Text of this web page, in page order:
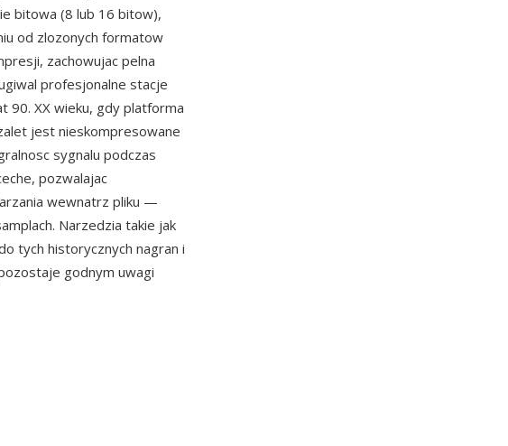
bitowa (8 lub 16 bitow),
od zlozonych formatow
zachowujac pelna
profesjonalne stacje
90. XX wieku, gdy platforma
jest nieskompresowane
sygnalu podczas
pozwalajac
wewnatrz pliku —
Narzedzia takie jak
tych historycznych nagran i
godnym uwagi